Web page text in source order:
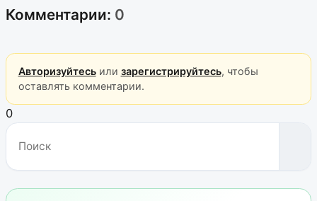
Комментарии: 0
Авторизуйтесьили зарегистрируйтесь, чтобы
оставлять комментарии.
0